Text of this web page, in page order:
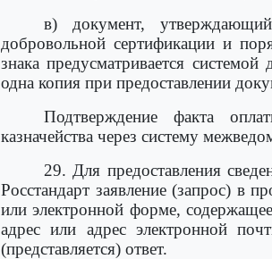
в) документ,
добровольной сертификации и
знака предусматривается
одна копия при предоставлении
Подтверждение факта
казначейства через систему
29. Для предоставления
Росстандарт заявление (запрос) в
или электронной форме,
адрес или адрес электронной
(представляется) ответ.